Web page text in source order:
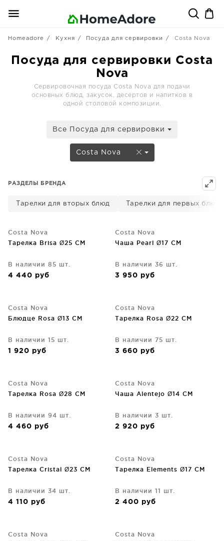
Homeadore Кухня Посуда для сервировки Costa Nova
Посуда для сервировки Costa
Nova
Сервировочная посуда Costa Nova для подачи
основных блюд, закусок, десертов и напитков в
одной столовой композиции.
Все Посуда для сервировки
Costa Nova
РАЗДЕЛЫ БРЕНДА
Тарелки для вторых блюд Тарелки для первых блюд
Costa Nova
Тарелка Brisa Ø25 CM
В наличии 85 шт.
4 440 руб
Costa Nova
Чаша Pearl Ø17 CM
В наличии 36 шт.
3 950 руб
Costa Nova
Блюдце Rosa Ø13 CM
В наличии 15 шт.
1 920 руб
Costa Nova
Тарелка Rosa Ø22 CM
В наличии 75 шт.
3 660 руб
Costa Nova
Тарелка Rosa Ø28 CM
В наличии 94 шт.
4 460 руб
Costa Nova
Чаша Alentejo Ø14 CM
В наличии 3 шт.
2 920 руб
Costa Nova
Тарелка Cristal Ø23 CM
В наличии 34 шт.
4 110 руб
Costa Nova
Тарелка Elements Ø17 CM
В наличии 11 шт.
2 400 руб
Costa Nova
Costa Nova